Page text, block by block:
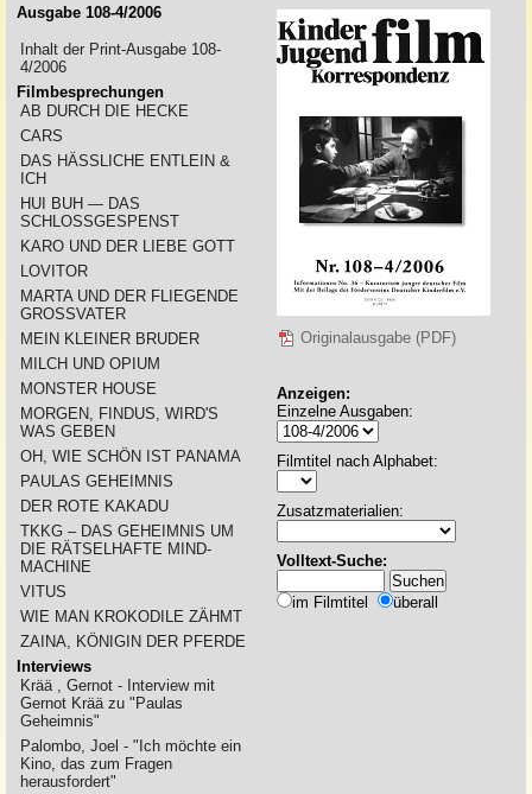
Ausgabe 108-4/2006
Inhalt der Print-Ausgabe 108-
4/2006
Filmbesprechungen
AB DURCH DIE HECKE
CARS
DAS HÄSSLICHE ENTLEIN &
ICH
HUI BUH — DAS
SCHLOSSGESPENST
KARO UND DER LIEBE GOTT
LOVITOR
MARTA UND DER FLIEGENDE
GROSSVATER
MEIN KLEINER BRUDER
MILCH UND OPIUM
MONSTER HOUSE
MORGEN, FINDUS, WIRD'S
WAS GEBEN
OH, WIE SCHÖN IST PANAMA
PAULAS GEHEIMNIS
DER ROTE KAKADU
TKKG – DAS GEHEIMNIS UM
DIE RÄTSELHAFTE MIND-
MACHINE
VITUS
WIE MAN KROKODILE ZÄHMT
ZAINA, KÖNIGIN DER PFERDE
Interviews
Krää , Gernot - Interview mit
Gernot Krää zu "Paulas
Geheimnis"
Palombo, Joel - "Ich möchte ein
Kino, das zum Fragen
herausfordert"
Originalausgabe (PDF)
Anzeigen:
Einzelne Ausgaben:
Filmtitel nach Alphabet:
Zusatzmaterialien:
Volltext-Suche:
im Filmtitel überall